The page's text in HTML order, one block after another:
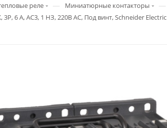
реле — Миниатюрные контакторы —
6 А, AC3, 1 НЗ, 220В AC, Под винт, Schneider Electric